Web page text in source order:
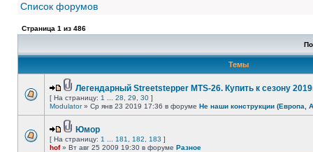
Список форумов
Страница 1 из 486
Темы
Легендарный Streetstepper MTS-26. Купить к сезону
[ На страницу: 1 28 29 30 ]
Modulator» Ср янв 23 2019 17:36 в форуме Не наши конструкции (Европа,
Юмор
[ На страницу: 1 181 182 183 ]
hof» Вт авг 25 2009 19:30 в форуме Разное